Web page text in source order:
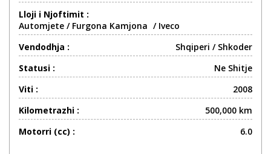
Lloji i Njoftimit :
Automjete / Furgona Kamjona / Iveco
Vendodhja :
Shqiperi / Shkoder
Statusi :
Ne Shitje
Viti :
2008
Kilometrazhi :
500,000 km
Motorri (cc) :
6.0